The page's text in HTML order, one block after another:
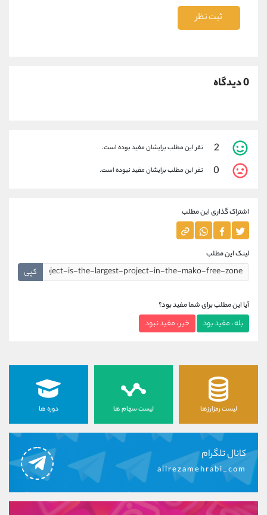
ثبت نظر
0 دیدگاه
2 نفر این مطلب برایشان مفید بوده است.
0 نفر این مطلب برایشان مفید نبوده است.
اشتراک گذاری این مطلب
لینک این مطلب
کپی
آیا این مطلب برای شما مفید بود؟
بله ، مفید بود خیر ، مفید نبود
لیست رمزارزها لیست سهام ها دوره ها
کانال تلگرام
alirezamehrabi_com